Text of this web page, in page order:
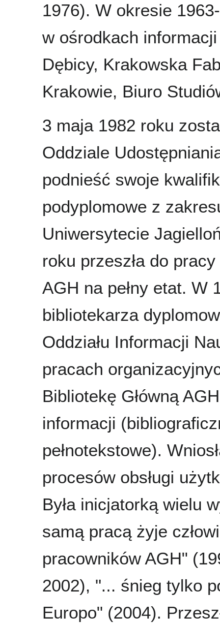
1976). W okresie
w ośrodkach
Dębicy, Krakowska
Krakowie, Biuro
3 maja 1982 roku
Oddziale
podnieść swoje
podyplomowe z
Uniwersytecie
roku przeszła do
AGH na pełny etat. W
bibliotekarza
Oddziału Informacji
pracach
Bibliotekę Główną
informacji
pełnotekstowe).
procesów obsługi
Była inicjatorką wielu
samą pracą żyje
pracowników AGH"
2002), "... śnieg tylko
Europo" (2004).